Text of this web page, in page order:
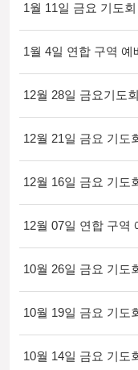
1월 11일 금요 기도회
1월 4일 연합 구역 예
12월 28일 금요기도회
12월 21일 금요 기도
12월 16일 금요 기도
12월 07일 연합 구역
10월 26일 금요 기도
10월 19일 금요 기도
10월 14일 금요 기도